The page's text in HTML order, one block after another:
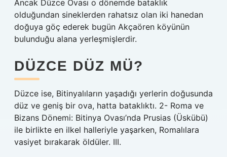
Ancak Düzce Ovası o dönemde bataklık
olduğundan sineklerden rahatsız olan iki hanedan
doğuya göç ederek bugün Akçaören köyünün
bulunduğu alana yerleşmişlerdir.
DÜZCE DÜZ MÜ?
Düzce ise, Bitinyalıların yaşadığı yerlerin doğusunda
düz ve geniş bir ova, hatta bataklıktı. 2- Roma ve
Bizans Dönemi: Bitinya Ovası’nda Prusias (Üskübü)
ile birlikte en ilkel halleriyle yaşarken, Romalılara
vasiyet bırakarak öldüler. III.